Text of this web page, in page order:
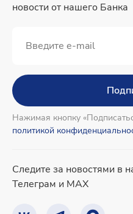
новости от нашего Банка
Нажимая кнопку
политикой
Следите за новостями в
Телеграм и MAX